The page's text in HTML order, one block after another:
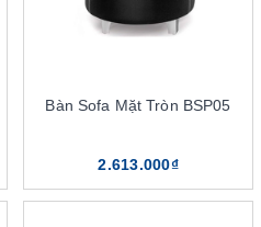
gỗ với những vật liệu khác sẽ tạo
Tăng thẩm mỹ trong thiết kế và
The One vì thế được rất nhiều
Bàn Sofa Mặt Tròn BSP05
2.613.000₫